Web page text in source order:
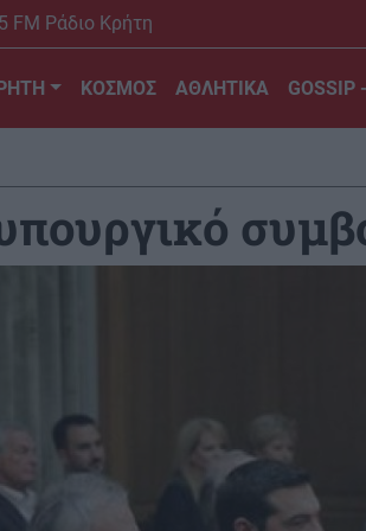
FM Ράδιο Κρήτη
ΚΟΣΜΟΣ ΑΘΛΗΤΙΚΑ GOSSIP